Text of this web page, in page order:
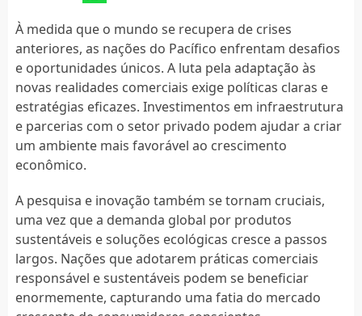
À medida que o mundo se recupera de crises
anteriores, as nações do Pacífico enfrentam desafios
e oportunidades únicos. A luta pela adaptação às
novas realidades comerciais exige políticas claras e
estratégias eficazes. Investimentos em infraestrutura
e parcerias com o setor privado podem ajudar a criar
um ambiente mais favorável ao crescimento
econômico.
A pesquisa e inovação também se tornam cruciais,
uma vez que a demanda global por produtos
sustentáveis e soluções ecológicas cresce a passos
largos. Nações que adotarem práticas comerciais
responsável e sustentáveis podem se beneficiar
enormemente, capturando uma fatia do mercado